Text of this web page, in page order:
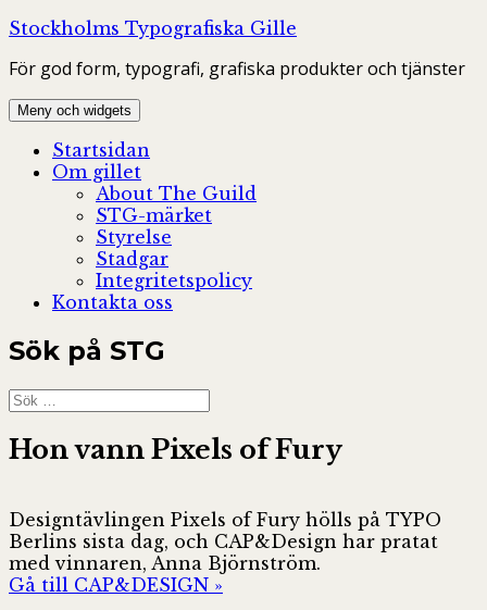
Hoppa
innehåll
Stockholms Typografiska Gille
För god form, typografi, grafiska produkter och tjänster
Meny och widgets
Startsidan
Om gillet
About The Guild
STG-märket
Styrelse
Stadgar
Integritetspolicy
Kontakta oss
Sök på STG
Sök
efter:
Hon vann Pixels of Fury
Designtävlingen Pixels of Fury hölls på TYPO
Berlins sista dag, och CAP&Design har pratat
med vinnaren, Anna Björnström.
Gå till CAP&DESIGN »